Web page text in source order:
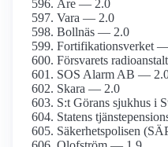
Åre — 2.0
Vara — 2.0
Bollnäs — 2.0
Fortifikationsverket
Försvarets
SOS Alarm AB —
Skara — 2.0
S:t Görans sjukhus i
Statens
Säkerhetspolisen